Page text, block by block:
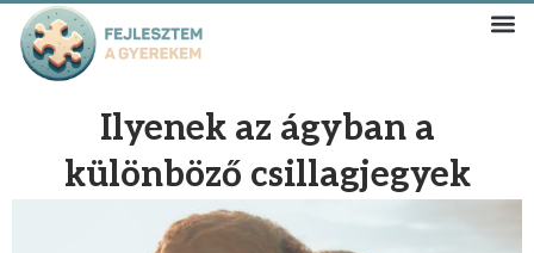
Ilyenek az ágyban a
különböző csillagjegyek